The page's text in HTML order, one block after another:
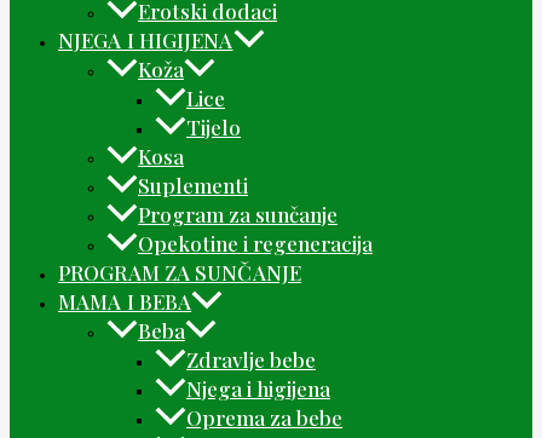
Erotski dodaci
NJEGA I HIGIJENA
Koža
Lice
Tijelo
Kosa
Suplementi
Program za sunčanje
Opekotine i regeneracija
PROGRAM ZA SUNČANJE
MAMA I BEBA
Beba
Zdravlje bebe
Njega i higijena
Oprema za bebe